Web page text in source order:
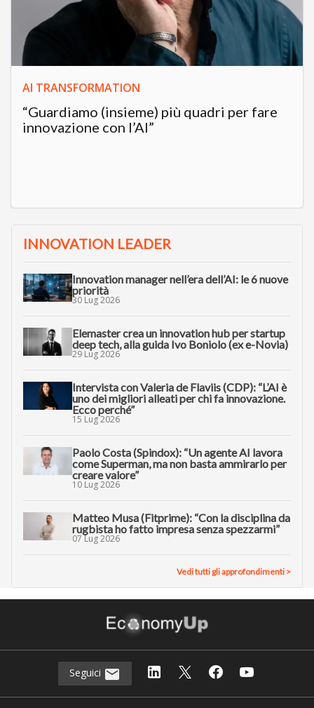
AI TRANSFORMATION
“Guardiamo (insieme) più quadri per fare
innovazione con l’AI”
INNOVATION LEADER
Innovation manager nell’era dell’AI: le 6 nuove
priorità
30 Lug 2026
Elemaster crea un innovation hub per startup
deep tech, alla guida Ivo Boniolo (ex e-Novia)
29 Lug 2026
Intervista con Valeria de Flaviis (CDP): “L’AI è
uno dei migliori alleati per chi fa innovazione.
Ecco perché”
15 Lug 2026
Paolo Costa (Spindox): “Un agente AI lavora
come Superman, ma non basta ammirarlo per
creare valore”
10 Lug 2026
Matteo Musa (Fitprime): “Con la disciplina da
rugbista ho fatto impresa senza spezzarmi”
07 Lug 2026
Vedi tutti gli approfondimenti >
Seguici